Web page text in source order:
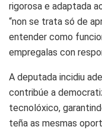
rigorosa e adaptada
“non se trata só de
entender como
empregalas con
A deputada incidiu
contribúe a
tecnolóxico,
teña as mesmas